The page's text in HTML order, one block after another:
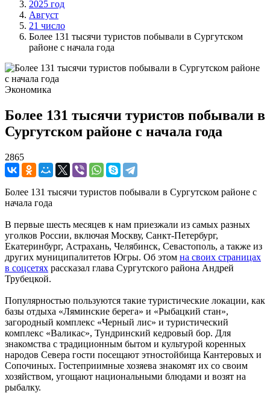
2025 год
Август
21 число
Более 131 тысячи туристов побывали в Сургутском
районе с начала года
Экономика
Более 131 тысячи туристов побывали в
Сургутском районе с начала года
2865
Более 131 тысячи туристов побывали в Сургутском районе с
начала года
В первые шесть месяцев к нам приезжали из самых разных
уголков России, включая Москву, Санкт-Петербург,
Екатеринбург, Астрахань, Челябинск, Севастополь, а также из
других муниципалитетов Югры. Об этом на своих страницах
в соцсетях рассказал глава Сургутского района Андрей
Трубецкой.
Популярностью пользуются такие туристические локации, как
базы отдыха «Ляминские берега» и «Рыбацкий стан»,
загородный комплекс «Черный лис» и туристический
комплекс «Валикас», Тундринский кедровый бор. Для
знакомства с традиционным бытом и культурой коренных
народов Севера гости посещают этностойбища Кантеровых и
Сопочиных. Гостеприимные хозяева знакомят их со своим
хозяйством, угощают национальными блюдами и возят на
рыбалку.